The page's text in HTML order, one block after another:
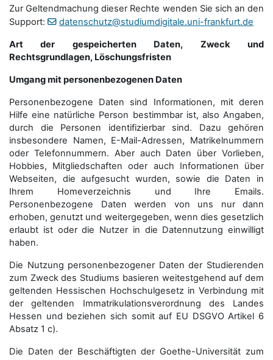
Zur Geltendmachung dieser Rechte wenden Sie sich an den
Support:
datenschutz@studiumdigitale.uni-frankfurt.de
Art der gespeicherten Daten, Zweck und
Rechtsgrundlagen, Löschungsfristen
Umgang mit personenbezogenen Daten
Personenbezogene Daten sind Informationen, mit deren
Hilfe eine natürliche Person bestimmbar ist, also Angaben,
durch die Personen identifizierbar sind. Dazu gehören
insbesondere Namen, E-Mail-Adressen, Matrikelnummern
oder Telefonnummern. Aber auch Daten über Vorlieben,
Hobbies, Mitgliedschaften oder auch Informationen über
Webseiten, die aufgesucht wurden, sowie die Daten in
Ihrem Homeverzeichnis und Ihre Emails.
Personenbezogene Daten werden von uns nur dann
erhoben, genutzt und weitergegeben, wenn dies gesetzlich
erlaubt ist oder die Nutzer in die Datennutzung einwilligt
haben.
Die Nutzung personenbezogener Daten der Studierenden
zum Zweck des Studiums basieren weitestgehend auf dem
geltenden Hessischen Hochschulgesetz in Verbindung mit
der geltenden Immatrikulationsverordnung des Landes
Hessen und beziehen sich somit auf EU DSGVO Artikel 6
Absatz 1 c).
Die Daten der Beschäftigten der Goethe-Universität zum